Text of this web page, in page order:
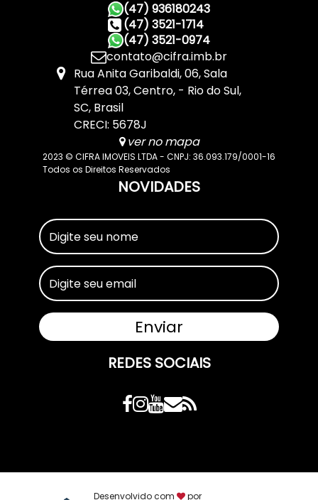
(47) 936180243
(47) 3521-1714
(47) 3521-0974
contato@cifra.imb.br
Rua Anita Garibaldi,06,Sala
Térrea 03,Centro, Rio do Sul,
SC, Brasil
CRECI: 5678J
ver no mapa
2023 © CIFRA IMOVEIS LTDA - CNPJ: 36.093.179/0001-16
Todos os Direitos Reservados
NOVIDADES
REDES SOCIAIS
Desenvolvido com por